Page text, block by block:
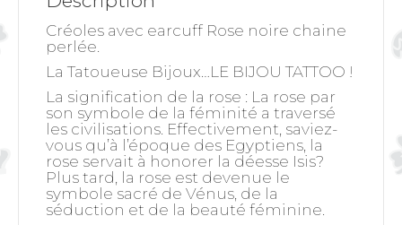
Créoles avec earcuff Rose noire chaine
perlée.
La Tatoueuse Bijoux…LE BIJOU TATTOO !
La signification de la rose : La rose par
son symbole de la féminité a traversé
les civilisations. Effectivement, saviez-
vous qu’à l’époque des Egyptiens, la
rose servait à honorer la déesse Isis?
Plus tard, la rose est devenue le
symbole sacré de Vénus, de la
séduction et de la beauté féminine.